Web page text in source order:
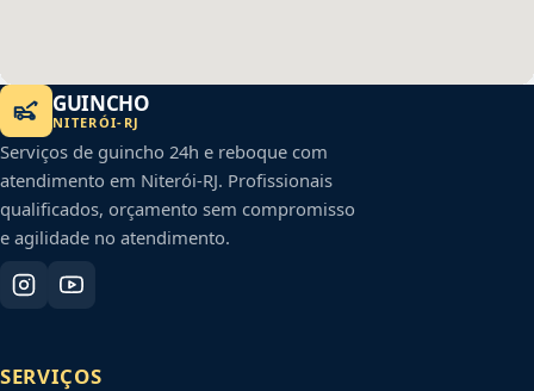
GUINCHO
NITERÓI- RJ
Serviços de guincho 24h e reboque com
atendimento em Niterói-RJ. Profissionais
qualificados, orçamento sem compromisso
e agilidade no atendimento.
SERVIÇOS